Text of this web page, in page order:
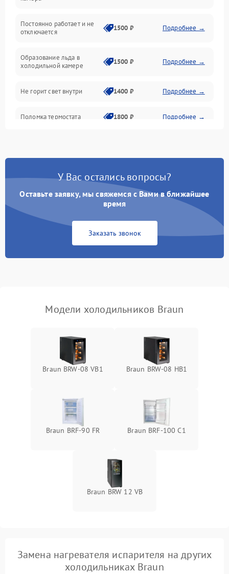
Постоянно работает и не
отключается
1500 ₽ Подробнее →
Образование льда в
холодильной камере
1500 ₽ Подробнее →
Не горит свет внутри 1400 ₽ Подробнее →
Поломка термостата 1800 ₽ Подробнее →
Образование конденсата
1800 ₽ Подробнее →
Сбой в работе инвертора
работе
2000 ₽ Подробнее →
У Вас остались вопросы?
Оставьте заявку, мы свяжемся с Вами в ближайшее
время
Заказать звонок
Модели холодильников Braun
Braun BRW-08 VB1 Braun BRW-08 HB1
Braun BRF-90 FR Braun BRF-100 C1
Braun BRW 12 VB
Замена нагревателя испарителя на других
холодильниках Braun